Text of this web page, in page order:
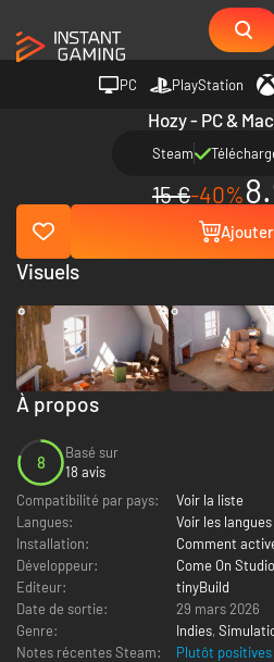
PC PlayStation
Hozy - PC &
Steam
15 €-40%
À propos
8
Basé sur
18 avis
Compatibilité par pays:
Voir la liste
Langues:
Voir les
Installation:
Comment
Développeur:
Come On Studio
Editeur:
tinyBuild
Date de sortie:
29 mars 2026
Genre:
Indies,
Notes récentes Steam:
Plutôt positives
Visuels